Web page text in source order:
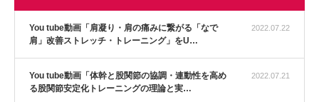
2022.07.22
You tube動画「肩凝り・肩の痛みに繋がる「なで
肩」改善ストレッチ・トレーニング」をU…
2022.07.21
You tube動画「体幹と股関節の協調・連動性を高め
る股関節安定化トレーニングの理論と実…